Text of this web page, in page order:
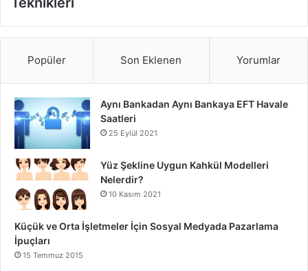
Popüler Son Eklenen Yorumlar
Aynı Bankadan Aynı Bankaya EFT Havale
Saatleri
25 Eylül 2021
Yüz Şekline Uygun Kahkül Modelleri
Nelerdir?
10 Kasım 2021
Küçük ve Orta İşletmeler İçin Sosyal Medyada Pazarlama
İpuçları
15 Temmuz 2015